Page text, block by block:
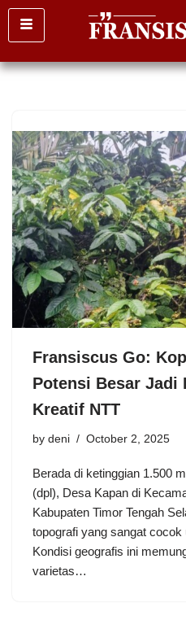
Skip
to
Fransiscus Go:
Potensi Besar Jadi
Kreatif NTT
by deni October 2, 2025
Berada di ketinggian 1.500
(dpl), Desa Kapan di
Kabupaten Timor Tengah
topografi yang sangat cocok
Kondisi geografis ini
varietas…